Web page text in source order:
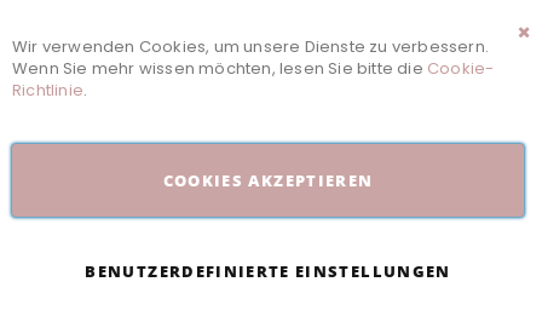
Wir verwenden Cookies, um unsere Dienste zu verbessern.
Wenn Sie mehr wissen möchten, lesen Sie bitte die Cookie-
Richtlinie.
COOKIES AKZEPTIEREN
BENUTZERDEFINIERTE EINSTELLUNGEN